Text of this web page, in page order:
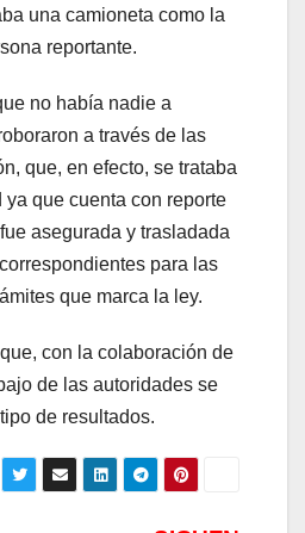
una camioneta como la
reportante.
no había nadie a
a través de las
que, en efecto, se trataba
que cuenta con reporte
asegurada y trasladada
para las
que marca la ley.
con la colaboración de
de las autoridades se
de resultados.